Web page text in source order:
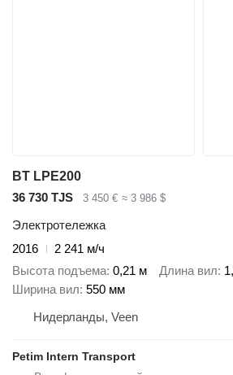
BT LPE200
36 730 TJS
3 450 € ≈ 3 986 $
Электротележка
2016
2 241 м/ч
Высота подъема 0,21 м Длина вил
Ширина вил 550 мм
Нидерланды, Veen
Petim Intern Transport